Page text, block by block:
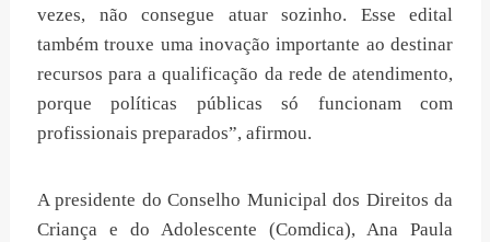
vezes, não consegue atuar sozinho. Esse edital
também trouxe uma inovação importante ao destinar
recursos para a qualificação da rede de atendimento,
porque políticas públicas só funcionam com
profissionais preparados”, afirmou.
A presidente do Conselho Municipal dos Direitos da
Criança e do Adolescente (Comdica), Ana Paula